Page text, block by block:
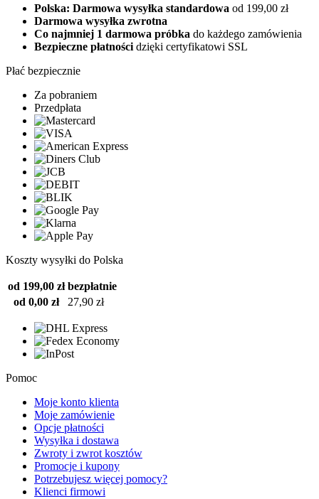
Polska: Darmowa wysyłka standardowa od 199,00 zł
Darmowa wysyłka zwrotna
Co najmniej 1 darmowa próbka do każdego zamówienia
Bezpieczne płatnościdzięki certyfikatowi SSL
Płać bezpiecznie
Za pobraniem
Przedpłata
Koszty wysyłki do Polska
od 199,00 zł bezpłatnie
od 0,00 zł
27,90 zł
Pomoc
Moje konto klienta
Moje zamówienie
Opcje płatności
Wysyłka i dostawa
Zwroty i zwrot kosztów
Promocje i kupony
Potrzebujesz więcej pomocy?
Klienci firmowi